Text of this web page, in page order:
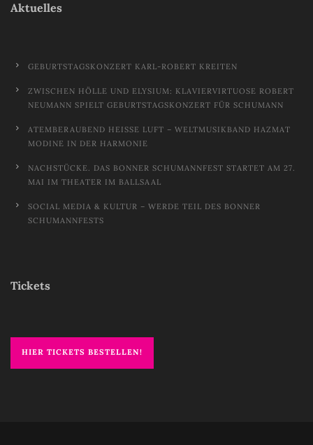
Aktuelles
GEBURTSTAGSKONZERT KARL-ROBERT KREITEN
ZWISCHEN HÖLLE UND ELYSIUM: KLAVIERVIRTUOSE ROBERT
NEUMANN SPIELT GEBURTSTAGSKONZERT FÜR SCHUMANN
ATEMBERAUBEND HEISSE LUFT – WELTMUSIKBAND HAZMAT M
ODINE IN DER HARMONIE
NACHSTÜCKE. DAS BONNER SCHUMANNFEST STARTET AM 27.
MAI IM THEATER IM BALLSAAL
SOCIAL MEDIA & KULTUR – WERDE TEIL DES BONNER
SCHUMANNFESTS
Tickets
HIER TICKETS BESTELLEN!